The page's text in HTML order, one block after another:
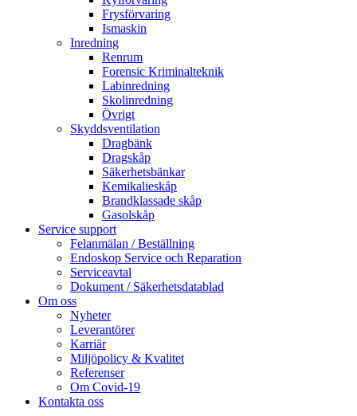
Frysförvaring
Ismaskin
Inredning
Renrum
Forensic Kriminalteknik
Labinredning
Skolinredning
Övrigt
Skyddsventilation
Dragbänk
Dragskåp
Säkerhetsbänkar
Kemikalieskåp
Brandklassade skåp
Gasolskåp
Service support
Felanmälan / Beställning
Endoskop Service och Reparation
Serviceavtal
Dokument / Säkerhetsdatablad
Om oss
Nyheter
Leverantörer
Karriär
Miljöpolicy & Kvalitet
Referenser
Om Covid-19
Kontakta oss